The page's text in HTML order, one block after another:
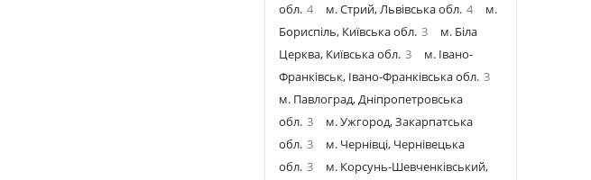
обл. 4 м. Стрий, Львівська обл. 4
м.
Бориспіль, Київська обл. 3
м. Біла
Церква, Київська обл. 3
м. Івано-
Франківськ, Івано-Франківська обл. 3
м. Павлоград, Дніпропетровська
обл. 3
м. Ужгород, Закарпатська
обл. 3
м. Чернівці, Чернівецька
обл. 3
м. Корсунь-Шевченківський,